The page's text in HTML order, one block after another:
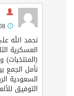
نحمد الله
العسكرية
نأمل الجمع
التوفيق